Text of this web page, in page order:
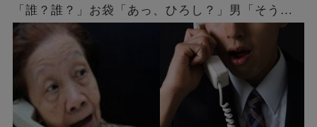
「誰？誰？」お袋「あっ、ひろし？」男「そうだ
よ母さん、ひろしだよ」母の驚愕な破壊力のある
返しとはw